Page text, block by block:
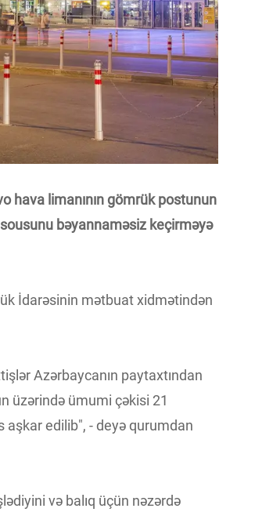
hava limanının gömrük postunun
bəyannaməsiz keçirməyə
İdarəsinin mətbuat xidmətindən
Azərbaycanın paytaxtından
üzərində ümumi çəkisi 21
edilib", - deyə qurumdan
və balıq üçün nəzərdə